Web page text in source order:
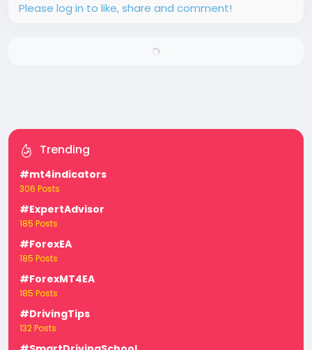
Please log in to like, share and comment!
Trending
#mt4indicators
306 Posts
#ExpertAdvisor
185 Posts
#ForexEA
185 Posts
#ForexMT4EA
185 Posts
#DrivingTips
132 Posts